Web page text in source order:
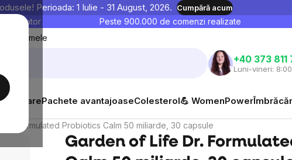
Perioada: 1 Iulie - 31 August, 2026. Cumpără acum
laborator Peste 900.000 de comenzi realizate
mele
+40 373 811
Luni-vineri:
Pachete avantajoaseColesterol💪 WomenPower
Dr. Formulated Probiotics Calm 50 miliarde, 30 capsule
Garden of Life Dr.